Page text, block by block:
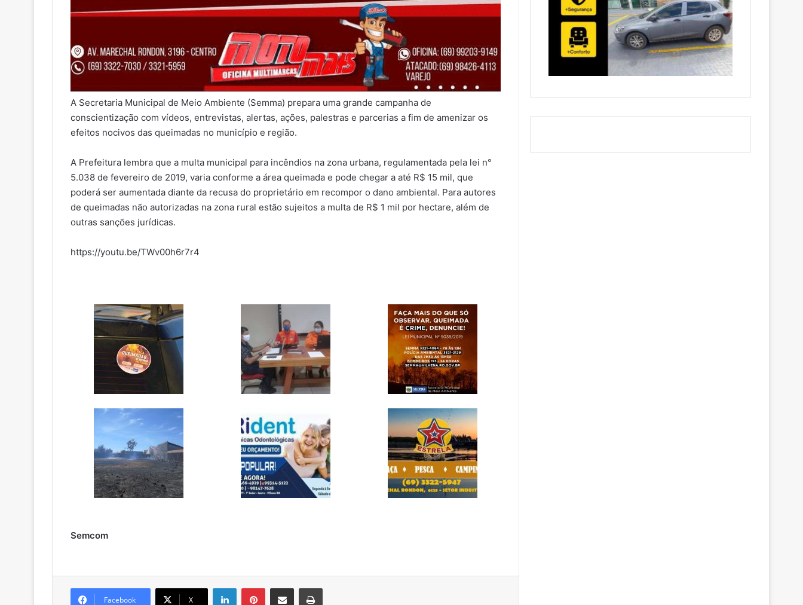
A Secretaria Municipal de Meio Ambiente (Semma) prepara uma grande campanha de
conscientização com vídeos, entrevistas, alertas, ações, palestras e parcerias a fim de amenizar os
efeitos nocivos das queimadas no município e região.
A Prefeitura lembra que a multa municipal para incêndios na zona urbana, regulamentada pela lei n°
5.038 de fevereiro de 2019, varia conforme a área queimada e pode chegar a até R$ 15 mil, que
poderá ser aumentada diante da recusa do proprietário em recompor o dano ambiental. Para autores
de queimadas não autorizadas na zona rural estão sujeitos a multa de R$ 1 mil por hectare, além de
outras sanções jurídicas.
https://youtu.be/TWv00h6r7r4
Semcom
Facebook X